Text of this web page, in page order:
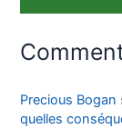
Precious Bogan
quelles